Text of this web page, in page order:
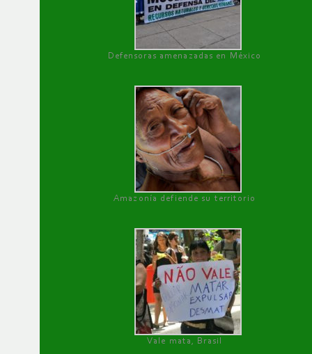
Defensoras amenazadas en México
Amazonía defiende su territorio
Vale mata, Brasil